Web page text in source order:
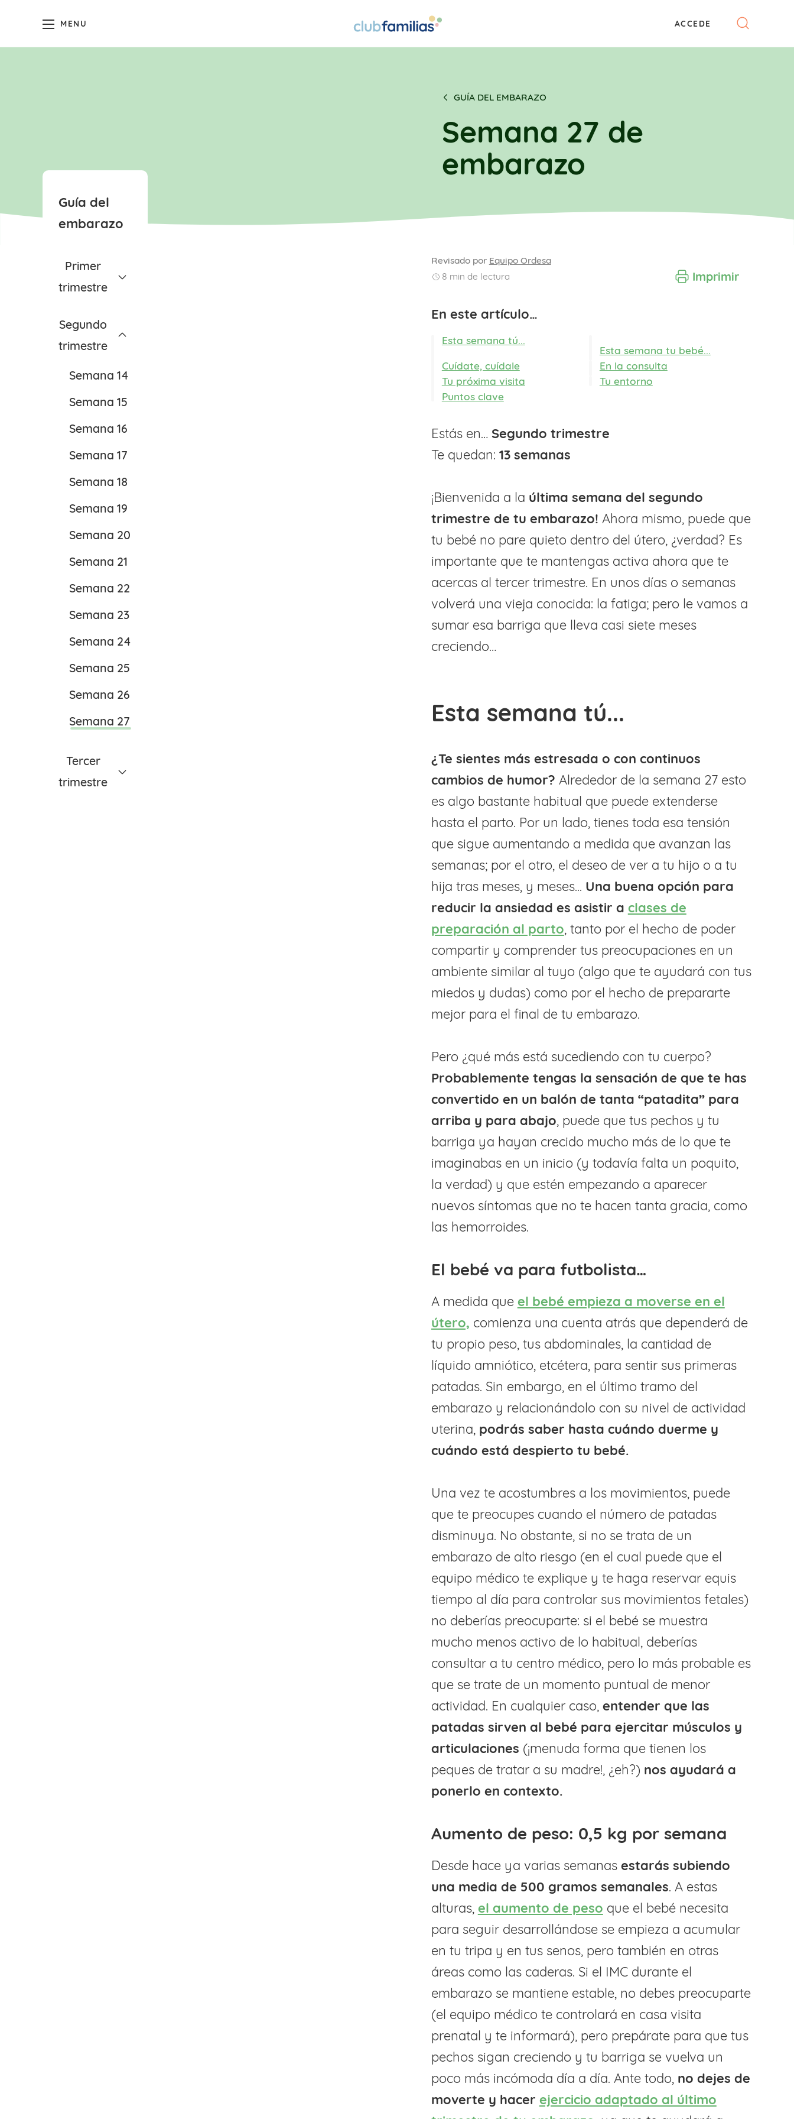
MENU ACCEDE
GUÍA DEL EMBARAZO
Semana 27 de
embarazo
Guía del
embarazo
Primer
trimestre
Semana 1
Semana 2
Semana 3
Semana 4
Semana 5
Semana 6
Semana 7
Semana 8
Semana 9
Semana 10
Semana 11
Semana 12
Semana 13
Segundo
trimestre
Semana 14
Semana 15
Semana 16
Semana 17
Semana 18
Semana 19
Semana 20
Semana 21
Semana 22
Semana 23
Semana 24
Semana 25
Semana 26
Semana 27
Tercer
trimestre
Revisado por Equipo Ordesa
8 min de lectura Imprimir
En este artículo…
Esta semana tú...
Esta semana tu bebé...
Cuídate, cuídale
En la consulta
Tu próxima visita
Tu entorno
Puntos clave
Estás en… Segundo trimestre
Te quedan: 13 semanas
¡Bienvenida a la última semana del segundo
trimestre de tu embarazo! Ahora mismo, puede que
tu bebé no pare quieto dentro del útero, ¿verdad? Es
importante que te mantengas activa ahora que te
acercas al tercer trimestre. En unos días o semanas
volverá una vieja conocida: la fatiga; pero le vamos a
sumar esa barriga que lleva casi siete meses
creciendo…
Esta semana tú...
¿Te sientes más estresada o con continuos
cambios de humor? Alrededor de la semana 27 esto
es algo bastante habitual que puede extenderse
hasta el parto. Por un lado, tienes toda esa tensión
que sigue aumentando a medida que avanzan las
semanas; por el otro, el deseo de ver a tu hijo o a tu
hija tras meses, y meses... Una buena opción para
reducir la ansiedad es asistir a clases de
preparación al parto, tanto por el hecho de poder
compartir y comprender tus preocupaciones en un
ambiente similar al tuyo (algo que te ayudará con tus
miedos y dudas) como por el hecho de prepararte
mejor para el final de tu embarazo.
Pero ¿qué más está sucediendo con tu cuerpo?
Probablemente tengas la sensación de que te has
convertido en un balón de tanta “patadita” para
arriba y para abajo, puede que tus pechos y tu
barriga ya hayan crecido mucho más de lo que te
imaginabas en un inicio (y todavía falta un poquito,
la verdad) y que estén empezando a aparecer
nuevos síntomas que no te hacen tanta gracia, como
las hemorroides.
El bebé va para futbolista…
A medida que el bebé empieza a moverse en el
útero, comienza una cuenta atrás que dependerá de
tu propio peso, tus abdominales, la cantidad de
líquido amniótico, etcétera, para sentir sus primeras
patadas. Sin embargo, en el último tramo del
embarazo y relacionándolo con su nivel de actividad
uterina,podrás saber hasta cuándo duerme y
cuándo está despierto tu bebé.
Una vez te acostumbres a los movimientos, puede
que te preocupes cuando el número de patadas
disminuya. No obstante, si no se trata de un
embarazo de alto riesgo (en el cual puede que el
equipo médico te explique y te haga reservar equis
tiempo al día para controlar sus movimientos fetales)
no deberías preocuparte: si el bebé se muestra
mucho menos activo de lo habitual, deberías
consultar a tu centro médico, pero lo más probable es
que se trate de un momento puntual de menor
actividad. En cualquier caso, entender que las
patadas sirven al bebé para ejercitar músculos y
articulaciones (¡menuda forma que tienen los
peques de tratar a su madre!, ¿eh?) nos ayudará a
ponerlo en contexto.
Aumento de peso: 0,5 kg por semana
Desde hace ya varias semanas estarás subiendo
una media de 500 gramos semanales. A estas
alturas, el aumento de peso que el bebé necesita
para seguir desarrollándose se empieza a acumular
en tu tripa y en tus senos, pero también en otras
áreas como las caderas. Si el IMC durante el
embarazo se mantiene estable, no debes preocuparte
(el equipo médico te controlará en casa visita
prenatal y te informará), pero prepárate para que tus
pechos sigan creciendo y tu barriga se vuelva un
poco más incómoda día a día. Ante todo, no dejes de
moverte y hacer ejercicio adaptado al último